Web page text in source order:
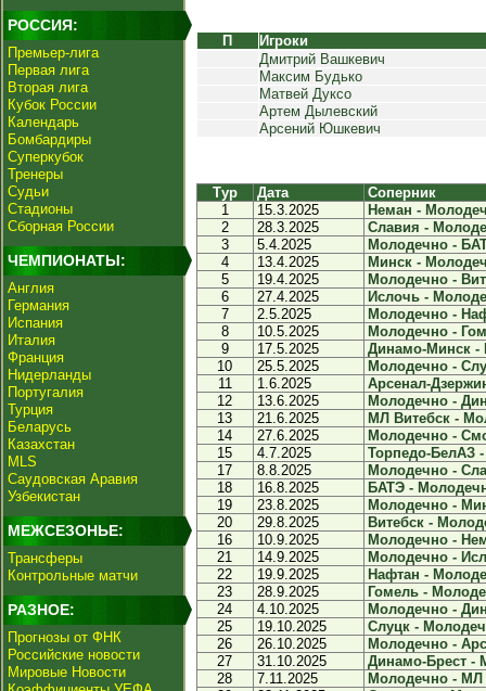
РОССИЯ:
Премьер-лига
Первая лига
Вторая лига
Кубок России
Календарь
Бомбардиры
Суперкубок
Тренеры
Судьи
Стадионы
Сборная России
ЧЕМПИОНАТЫ:
Англия
Германия
Испания
Италия
Франция
Нидерланды
Португалия
Турция
Беларусь
Казахстан
MLS
Саудовская Аравия
Узбекистан
МЕЖСЕЗОНЬЕ:
Трансферы
Контрольные матчи
РАЗНОЕ:
Прогнозы от ФНК
Российские новости
Мировые Новости
П
Игроки
Дмитрий Вашкевич
Максим Будько
Матвей Дуксо
Артем Дылевский
Арсений Юшкевич
Тур Дата
Соперник
1
15.3.2025
Неман -
2
28.3.2025
Славия -
3
5.4.2025
Молодечно -
4
13.4.2025
Минск -
5
19.4.2025
Молодечно -
6
27.4.2025
Ислочь -
7
2.5.2025
Молодечно -
8
10.5.2025
Молодечно -
9
17.5.2025
Динамо-Минск -
10
25.5.2025
Молодечно -
11
1.6.2025
Арсенал-
12
13.6.2025
Молодечно -
13
21.6.2025
МЛ Витебск -
14
27.6.2025
Молодечно -
15
4.7.2025
Торпедо-БелАЗ
17
8.8.2025
Молодечно -
18
16.8.2025
БАТЭ -
19
23.8.2025
Молодечно -
20
29.8.2025
Витебск -
16
10.9.2025
Молодечно -
21
14.9.2025
Молодечно -
22
19.9.2025
Нафтан -
23
28.9.2025
Гомель -
24
4.10.2025
Молодечно -
25
19.10.2025
Слуцк -
26
26.10.2025
Молодечно -
27
31.10.2025
Динамо-Брест -
28
7.11.2025
Молодечно - МЛ